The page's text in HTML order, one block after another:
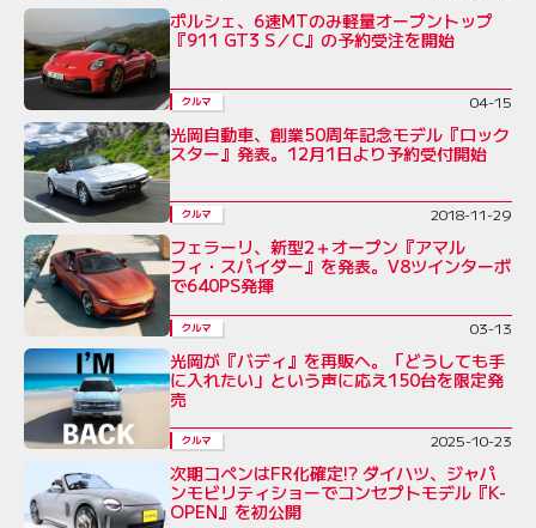
ポルシェ、6速MTのみ軽量オープントップ
『911 GT3 S／C』の予約受注を開始
クルマ 04-15
光岡自動車、創業50周年記念モデル『ロック
スター』発表。12月1日より予約受付開始
クルマ 2018-11-29
フェラーリ、新型2＋オープン『アマル
フィ・スパイダー』を発表。V8ツインターボ
で640PS発揮
クルマ 03-13
光岡が『バディ』を再販へ。「どうしても手
に入れたい」という声に応え150台を限定発
売
クルマ 2025-10-23
次期コペンはFR化確定!? ダイハツ、ジャパ
ンモビリティショーでコンセプトモデル『K-
OPEN』を初公開